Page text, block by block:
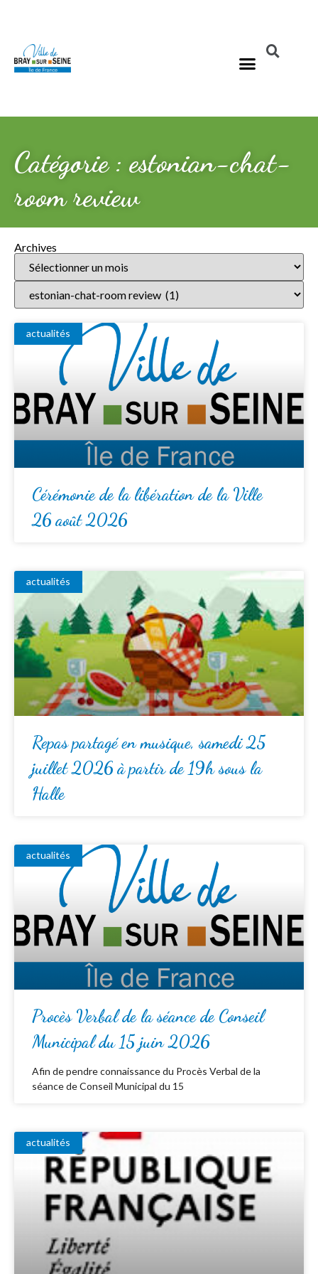
Catégorie : estonian-chat-
room review
Archives
actualités
Cérémonie de la libération de la Ville
26 août 2026
actualités
Repas partagé en musique, samedi 25
juillet 2026 à partir de 19h sous la
Halle
actualités
Procès Verbal de la séance de Conseil
Municipal du 15 juin 2026
Afin de pendre connaissance du Procès Verbal de la
séance de Conseil Municipal du 15
actualités